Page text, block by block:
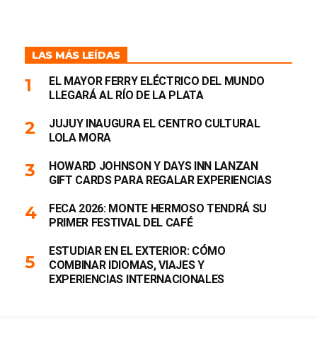
LAS MÁS LEÍDAS
EL MAYOR FERRY ELÉCTRICO DEL MUNDO
LLEGARÁ AL RÍO DE LA PLATA
JUJUY INAUGURA EL CENTRO CULTURAL
LOLA MORA
HOWARD JOHNSON Y DAYS INN LANZAN
GIFT CARDS PARA REGALAR EXPERIENCIAS
FECA 2026: MONTE HERMOSO TENDRÁ SU
PRIMER FESTIVAL DEL CAFÉ
ESTUDIAR EN EL EXTERIOR: CÓMO
COMBINAR IDIOMAS, VIAJES Y
EXPERIENCIAS INTERNACIONALES